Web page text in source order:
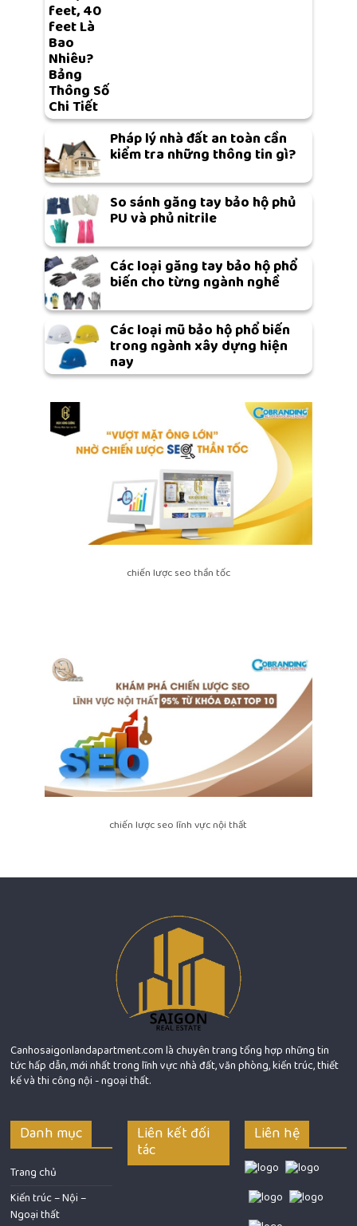
feet, 40
feet Là
Bao
Nhiêu?
Bảng
Thông Số
Chi Tiết
Pháp lý nhà đất an toàn cần
kiểm tra những thông tin gì?
So sánh găng tay bảo hộ phủ
PU và phủ nitrile
Các loại găng tay bảo hộ phổ
biến cho từng ngành nghề
Các loại mũ bảo hộ phổ biến
trong ngành xây dựng hiện
nay
chiến lược seo thần tốc
chiến lược seo lĩnh vực nội thất
Canhosaigonlandapartment.com là chuyên trang tổng hợp những tin
tức hấp dẫn, mới nhất trong lĩnh vực nhà đất, văn phòng, kiến trúc, thiết
kế và thi công nội - ngoại thất.
Danh mục
Trang chủ
Kiến trúc – Nội –
Ngoại thất
Liên kết đối
tác
Liên hệ